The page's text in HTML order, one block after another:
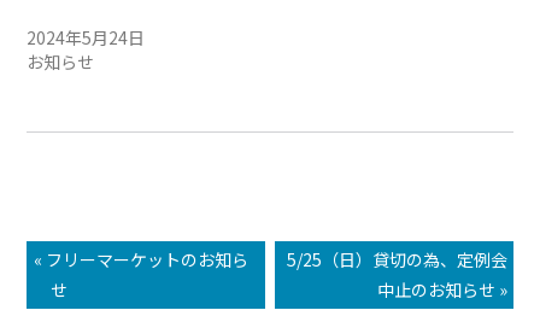
2024年5月24日
お知らせ
« フリーマーケットのお知ら
せ
5/25（日）貸切の為、定例会
中止のお知らせ »